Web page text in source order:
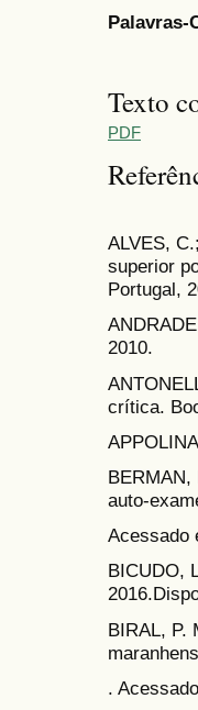
Palavras-
Texto
PDF
ALVES,
superior
Portugal,
2010.
crítica.
auto-
Acessado
BICUDO,
BIRAL, P.
.